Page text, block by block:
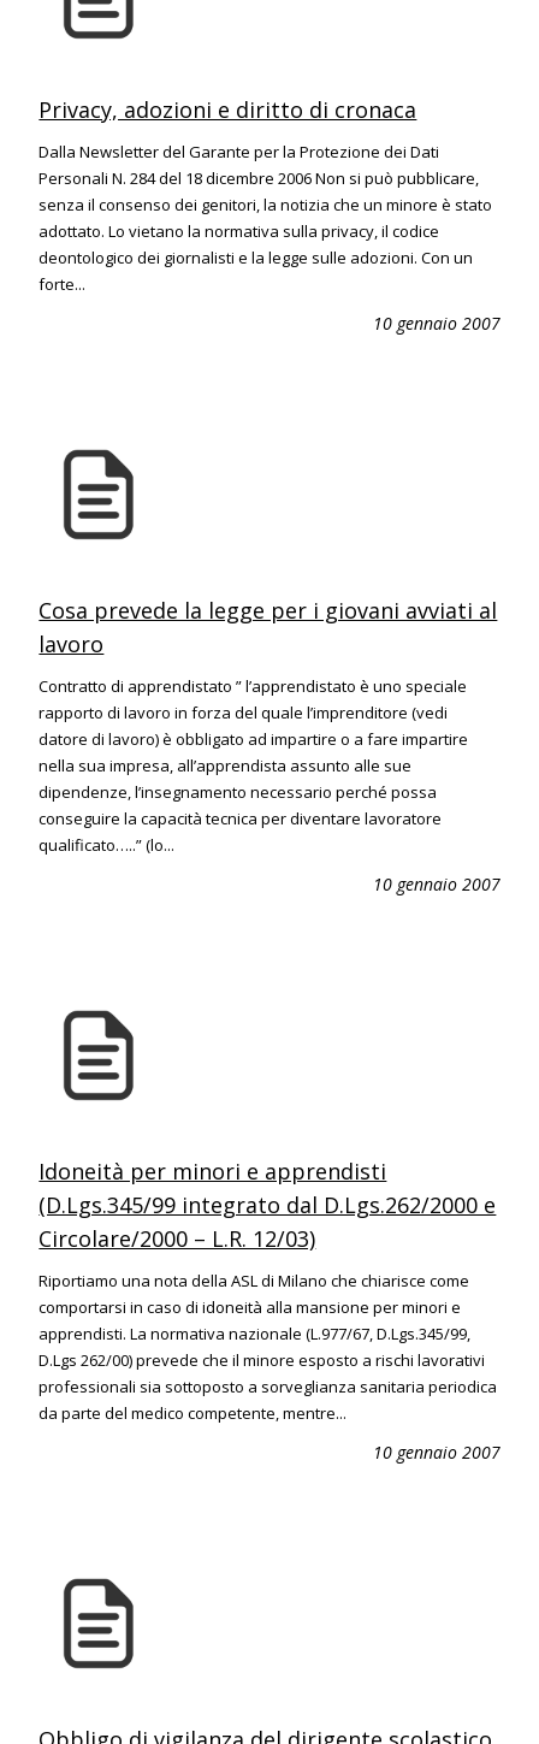
Privacy, adozioni e diritto di cronaca
Dalla Newsletter del Garante per la Protezione dei Dati
Personali N. 284 del 18 dicembre 2006 Non si può pubblicare,
senza il consenso dei genitori, la notizia che un minore è stato
adottato. Lo vietano la normativa sulla privacy, il codice
deontologico dei giornalisti e la legge sulle adozioni. Con un
forte...
10 gennaio 2007
Cosa prevede la legge per i giovani avviati al
lavoro
Contratto di apprendistato ” l’apprendistato è uno speciale
rapporto di lavoro in forza del quale l’imprenditore (vedi
datore di lavoro) è obbligato ad impartire o a fare impartire
nella sua impresa, all’apprendista assunto alle sue
dipendenze, l’insegnamento necessario perché possa
conseguire la capacità tecnica per diventare lavoratore
qualificato…..” (lo...
10 gennaio 2007
Idoneità per minori e apprendisti
(D.Lgs.345/99 integrato dal D.Lgs.262/2000 e
Circolare/2000 – L.R. 12/03)
Riportiamo una nota della ASL di Milano che chiarisce come
comportarsi in caso di idoneità alla mansione per minori e
apprendisti. La normativa nazionale (L.977/67, D.Lgs.345/99,
D.Lgs 262/00) prevede che il minore esposto a rischi lavorativi
professionali sia sottoposto a sorveglianza sanitaria periodica
da parte del medico competente, mentre...
10 gennaio 2007